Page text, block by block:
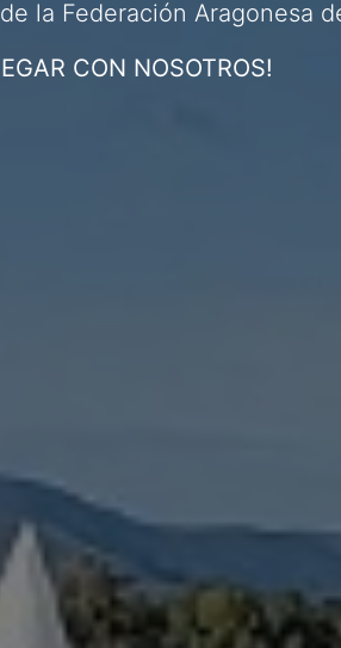
la Federación Aragonesa
CON NOSOTROS!